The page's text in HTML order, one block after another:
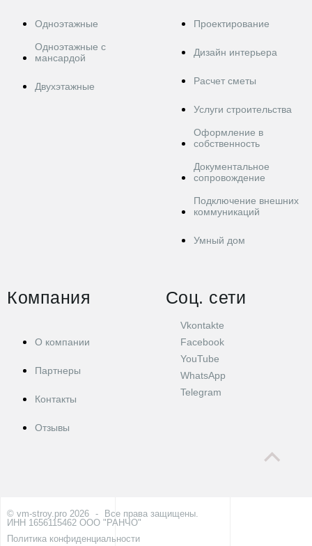
Одноэтажные
Одноэтажные с
мансардой
Двухэтажные
Проектирование
Дизайн интерьера
Расчет сметы
Услуги строительства
Оформление в
собственность
Документальное
сопровождение
Подключение внешних
коммуникаций
Умный дом
Компания
О компании
Партнеры
Контакты
Отзывы
Соц. сети
Vkontakte
Facebook
YouTube
WhatsApp
Telegram
© vm-stroy.pro 2026 -
Все права защищены.
ИНН 1656115462 ООО "РАНЧО"
Политика конфиденциальности